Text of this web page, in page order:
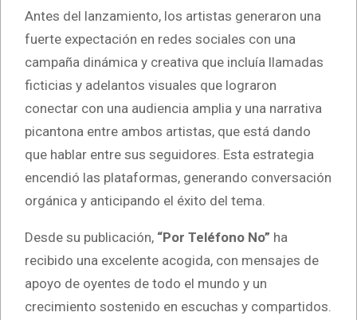
Antes del lanzamiento, los artistas generaron una
fuerte expectación en redes sociales con una
campaña dinámica y creativa que incluía llamadas
ficticias y adelantos visuales que lograron
conectar con una audiencia amplia y una narrativa
picantona entre ambos artistas, que está dando
que hablar entre sus seguidores. Esta estrategia
encendió las plataformas, generando conversación
orgánica y anticipando el éxito del tema.
Desde su publicación, “Por Teléfono No” ha
recibido una excelente acogida, con mensajes de
apoyo de oyentes de todo el mundo y un
crecimiento sostenido en escuchas y compartidos.